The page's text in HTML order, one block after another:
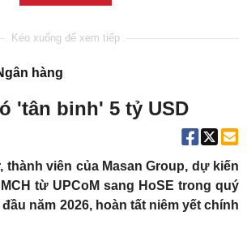
hàng
'tân binh' 5 tỷ USD
thành viên của Masan Group, dự kiến
từ UPCoM sang HoSE trong quý
đầu năm 2026, hoàn tất niêm yết chính